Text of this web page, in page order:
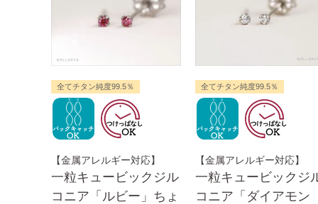
全てチタン純度99.5％
【金属アレルギー対応】
一粒キュービックジル
コニア「ルビー」ちょ
全てチタン純度99.5％
【金属アレルギー対応】
一粒キュービックジ
コニア「ダイアモン